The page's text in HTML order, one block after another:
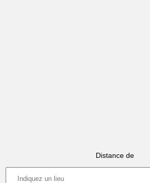
Distance de